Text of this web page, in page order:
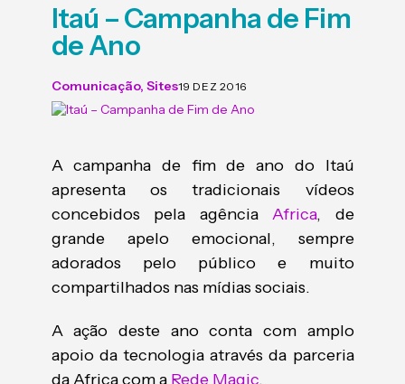
Itaú – Campanha de Fim
de Ano
Comunicação, Sites19 DEZ 2016
A campanha de fim de ano do Itaú
apresenta os tradicionais vídeos
concebidos pela agência Africa, de
grande apelo emocional, sempre
adorados pelo público e muito
compartilhados nas mídias sociais.
A ação deste ano conta com amplo
apoio da tecnologia através da parceria
da Africa com a Rede Magic.